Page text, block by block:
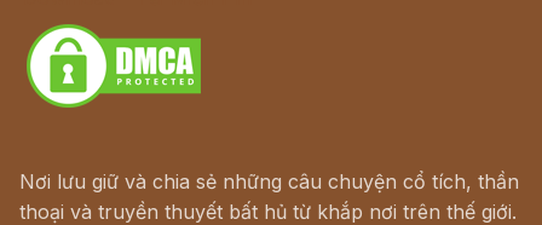
Nơi lưu giữ và chia sẻ những câu chuyện cổ tích, thần
thoại và truyền thuyết bất hủ từ khắp nơi trên thế giới.